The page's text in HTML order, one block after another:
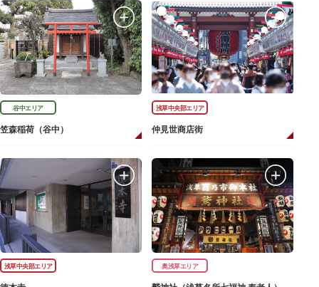
谷中エリア
笠森稲荷（谷中）
浅草中央部エリア
仲見世商店街
浅草中央部エリア 奥浅草エリア